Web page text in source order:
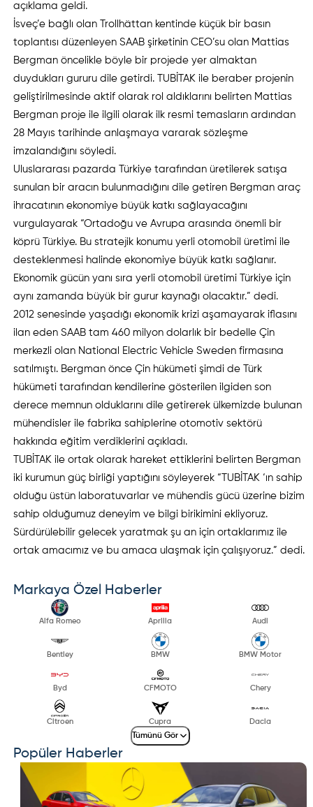
açıklama geldi.
İsveç’e bağlı olan Trollhättan kentinde küçük bir basın
toplantısı düzenleyen SAAB şirketinin CEO’su olan Mattias
Bergman öncelikle böyle bir projede yer almaktan
duydukları gururu dile getirdi. TUBİTAK ile beraber projenin
geliştirilmesinde aktif olarak rol aldıklarını belirten Mattias
Bergman proje ile ilgili olarak ilk resmi temasların ardından
28 Mayıs tarihinde anlaşmaya vararak sözleşme
imzalandığını söyledi.
Uluslararası pazarda Türkiye tarafından üretilerek satışa
sunulan bir aracın bulunmadığını dile getiren Bergman araç
ihracatının ekonomiye büyük katkı sağlayacağını
vurgulayarak “Ortadoğu ve Avrupa arasında önemli bir
köprü Türkiye. Bu stratejik konumu yerli otomobil üretimi ile
desteklenmesi halinde ekonomiye büyük katkı sağlanır.
Ekonomik gücün yanı sıra yerli otomobil üretimi Türkiye için
aynı zamanda büyük bir gurur kaynağı olacaktır.” dedi.
2012 senesinde yaşadığı ekonomik krizi aşamayarak iflasını
ilan eden SAAB tam 460 milyon dolarlık bir bedelle Çin
merkezli olan National Electric Vehicle Sweden firmasına
satılmıştı. Bergman önce Çin hükümeti şimdi de Türk
hükümeti tarafından kendilerine gösterilen ilgiden son
derece memnun olduklarını dile getirerek ülkemizde bulunan
mühendisler ile fabrika sahiplerine otomotiv sektörü
hakkında eğitim verdiklerini açıkladı.
TUBİTAK ile ortak olarak hareket ettiklerini belirten Bergman
iki kurumun güç birliği yaptığını söyleyerek “TUBİTAK ‘ın sahip
olduğu üstün laboratuvarlar ve mühendis gücü üzerine bizim
sahip olduğumuz deneyim ve bilgi birikimini ekliyoruz.
Sürdürülebilir gelecek yaratmak şu an için ortaklarımız ile
ortak amacımız ve bu amaca ulaşmak için çalışıyoruz.” dedi.
Markaya Özel Haberler
Alfa Romeo Aprilia Audi
Bentley BMW BMW Motor
Byd CFMOTO Chery
Citroen Cupra Dacia
Tümünü Gör
Popüler Haberler